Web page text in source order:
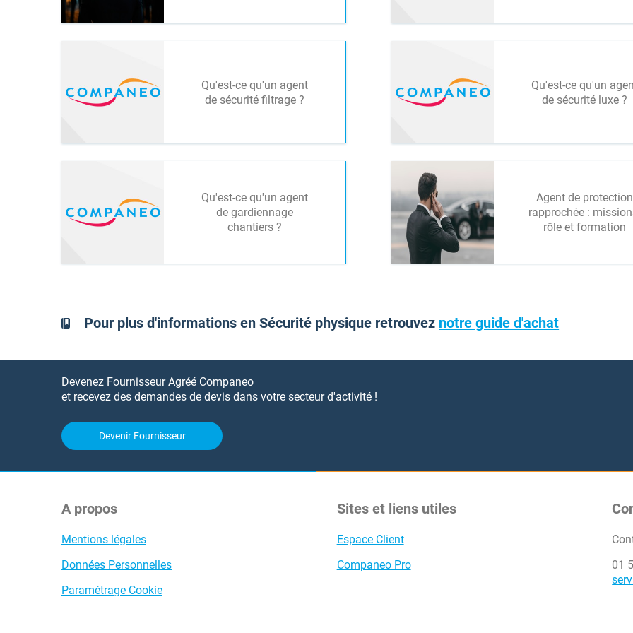
Qu'est-ce qu'un agent
de sécurité filtrage ?
Qu'est-ce qu'un
de sécurité luxe ?
Qu'est-ce qu'un agent
de gardiennage
chantiers ?
Agent de protection
rapprochée :
rôle et formation
Pour plus d'informations en Sécurité physique retrouvez notre guide d'achat
Devenez Fournisseur Agréé Companeo
et recevez des demandes de devis dans votre secteur d'activité !
Devenir Fournisseur
A propos
Mentions légales
Données Personnelles
Paramétrage Cookie
Sites et liens utiles
Espace Client
Companeo Pro
01